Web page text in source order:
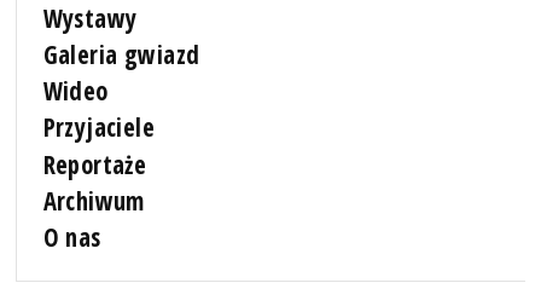
Wystawy
Galeria gwiazd
Wideo
Przyjaciele
Reportaże
Archiwum
O nas